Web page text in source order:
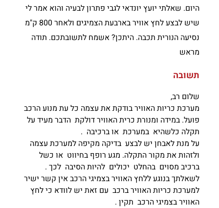
היום. שאלתי יועץ יונדאי לגבי פתרון לבעיה והוא אמר לי
שיש לבצע לחץ אוויר בארבעת הצמיגים ולאחר 800 ק"מ
נסיעה הנורית תכבה. היתכן? אשמח לתשובתכם. תודה
מראש
תשובה
שלום רב,
מערכת כריות האוויר בודקת את עצמה כל עת מנוע הרכב
פועל. במידה ומנורת כרית האוויר דולקת הדבר מעיד על
תקלה כלשהיא במערכת או ברכיבה .
על מנת לאבחן יש לבצע בדיקה מקיפה למערכת עצמה
ולזהות את מקור התקלה. מגע רופף בחיווט או כשל
ברכיב מסוים בהחלט יכולים להיות הסיבה לכך .
לשאלתך בנוגע ללחץ האוויר בצמיגי הרכב אין קשר ישיר
למערכת כריות האוויר ברכב עם זאת יש לוודא כי לחץ
האוויר בצמיגי הרכב תקין .